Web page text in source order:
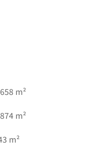
m²
m²
m²